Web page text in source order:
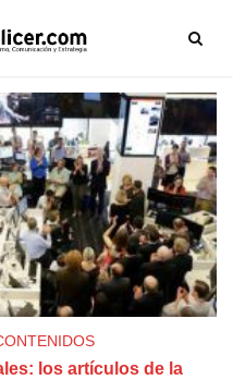
los artículos de la